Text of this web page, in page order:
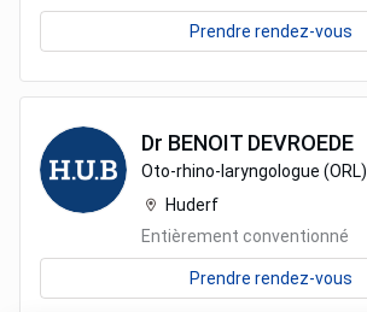
Prendre rendez-vous
Dr BENOIT DEVROEDE
Oto-rhino-laryngologue (ORL)
Huderf
Entièrement conventionné
Prendre rendez-vous